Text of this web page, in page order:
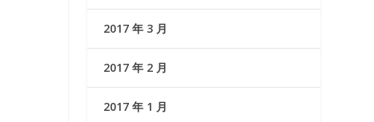
2017 年 3 月
2017 年 2 月
2017 年 1 月